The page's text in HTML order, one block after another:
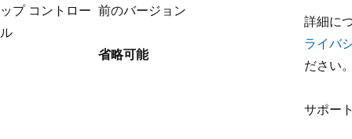
ップ コントロー
ル
前のバージョン
省略可能
詳細に
ライバ
ださい
サポー